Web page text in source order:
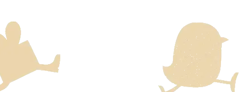
och frakten för dessa varor visas i kassan.